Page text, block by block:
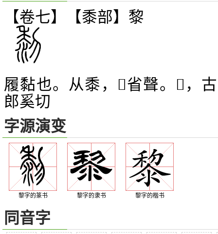
【卷七】【黍部】 黎
履黏也。从黍， 𥝢省聲。 𥝢 ，
郎奚切
字源演变
黎字的篆书 黎字的隶书 黎字的楷书
同音字